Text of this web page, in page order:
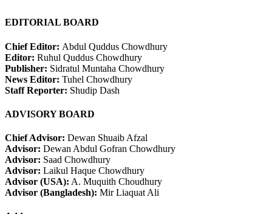
EDITORIAL BOARD
Chief Editor: Abdul Quddus Chowdhury
Editor: Ruhul Quddus Chowdhury
Publisher: Sidratul Muntaha Chowdhury
News Editor: Tuhel Chowdhury
Staff Reporter: Shudip Dash
ADVISORY BOARD
Chief Advisor: Dewan Shuaib Afzal
Advisor: Dewan Abdul Gofran Chowdhury
Advisor: Saad Chowdhury
Advisor: Laikul Haque Chowdhury
Advisor (USA): A. Muquith Choudhury
Advisor (Bangladesh): Mir Liaquat Ali